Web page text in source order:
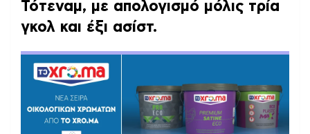
Τότεναμ, με απολογισμό μόλις τρία
γκολ και έξι ασίστ.